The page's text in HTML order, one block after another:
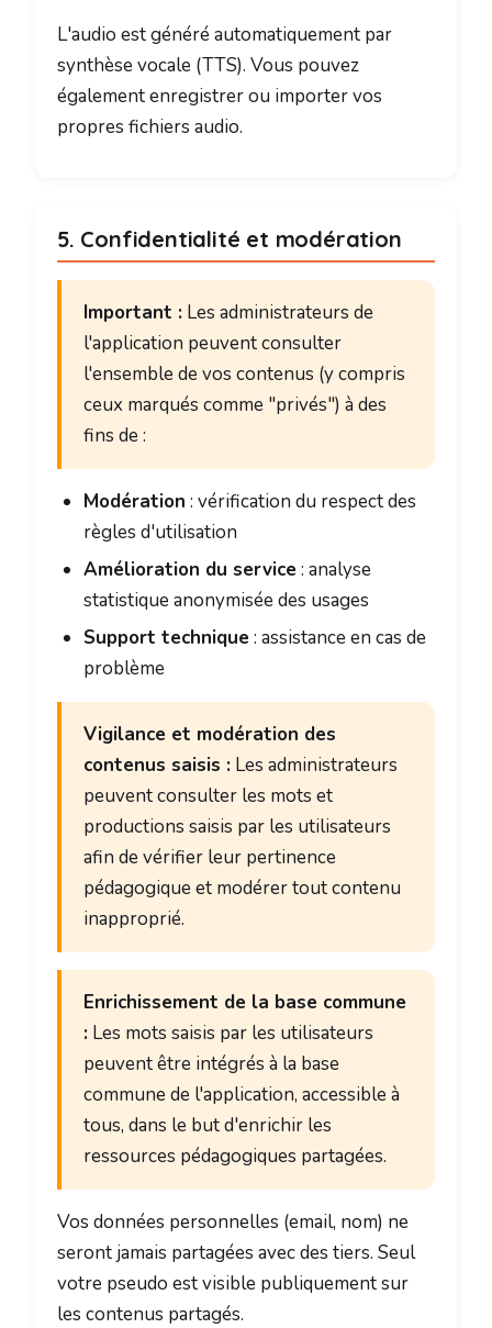
L'audio est généré automatiquement par
synthèse vocale (TTS). Vous pouvez
également enregistrer ou importer vos
propres fichiers audio.
5. Confidentialité et modération
Important : Les administrateurs de
l'application peuvent consulter
l'ensemble de vos contenus (y compris
ceux marqués comme "privés") à des
fins de :
Modération : vérification du respect des
règles d'utilisation
Amélioration du service : analyse
statistique anonymisée des usages
Support technique : assistance en cas de
problème
Vigilance et modération des
contenus saisis : Les administrateurs
peuvent consulter les mots et
productions saisis par les utilisateurs
afin de vérifier leur pertinence
pédagogique et modérer tout contenu
inapproprié.
Enrichissement de la base commune
: Les mots saisis par les utilisateurs
peuvent être intégrés à la base
commune de l'application, accessible à
tous, dans le but d'enrichir les
ressources pédagogiques partagées.
Vos données personnelles (email, nom) ne
seront jamais partagées avec des tiers. Seul
votre pseudo est visible publiquement sur
les contenus partagés.